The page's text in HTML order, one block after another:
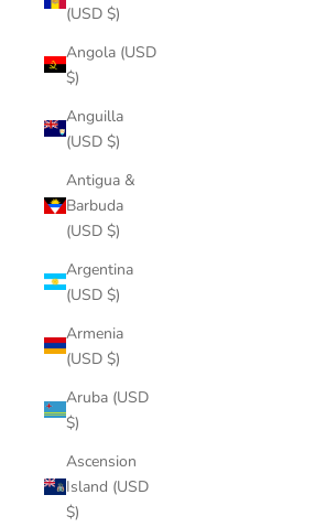
(USD $)
Angola (USD
$)
Anguilla
(USD $)
Antigua &
Barbuda
(USD $)
Argentina
(USD $)
Armenia
(USD $)
Aruba (USD
$)
Ascension
Island (USD
$)